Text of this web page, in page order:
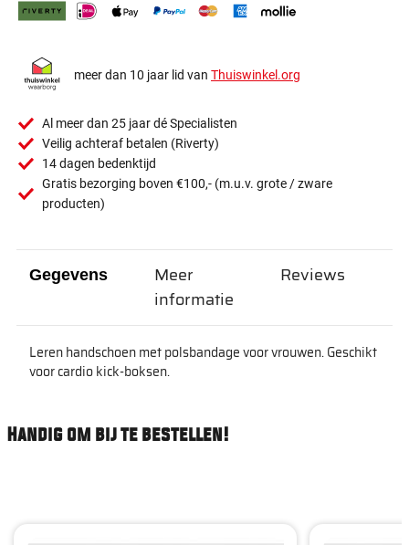
meer dan 10 jaar lid van Thuiswinkel.org
Al meer dan 25 jaar dé Specialisten
Veilig achteraf betalen (Riverty)
14 dagen bedenktijd
Gratis bezorging boven €100,- (m.u.v. grote / zware
producten)
Gegevens
Leren handschoen met polsbandage voor vrouwen. Geschikt
voor cardio kick-boksen.
Meer
informatie
Reviews
Handig om bij te bestellen!